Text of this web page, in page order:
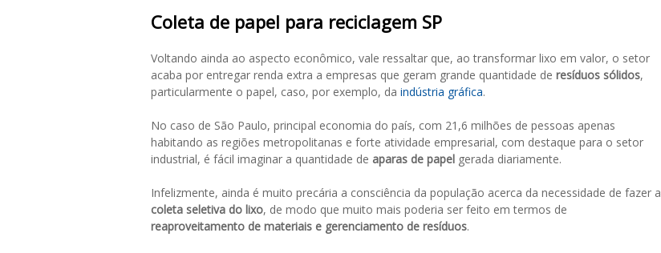
Coleta de papel para reciclagem SP
Voltando ainda ao aspecto econômico, vale ressaltar que, ao transformar lixo em valor, o setor
acaba por entregar renda extra a empresas que geram grande quantidade de resíduos sólidos,
particularmente o papel, caso, por exemplo, da indústria gráfica.
No caso de São Paulo, principal economia do país, com 21,6 milhões de pessoas apenas
habitando as regiões metropolitanas e forte atividade empresarial, com destaque para o setor
industrial, é fácil imaginar a quantidade de aparas de papel gerada diariamente.
Infelizmente, ainda é muito precária a consciência da população acerca da necessidade de fazer a
coleta seletiva do lixo, de modo que muito mais poderia ser feito em termos de
reaproveitamento de materiais e gerenciamento de resíduos.